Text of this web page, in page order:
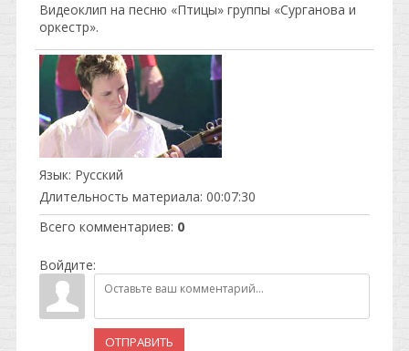
Видеоклип на песню «Птицы» группы «Сурганова и
оркестр».
Язык: Русский
Длительность материала: 00:07:30
Всего комментариев: 0
Войдите:
ОТПРАВИТЬ